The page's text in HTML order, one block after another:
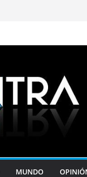
MUNDO